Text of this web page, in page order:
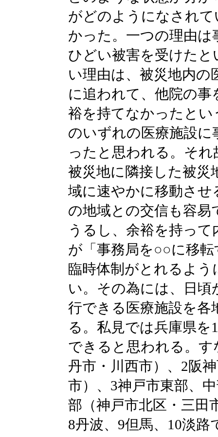
がどのようになされ
かった。一つの理由は
ひどい被害を受けた
い理由は、被災地内の
に追われて、他院の事
裕を持てなかったと
のいずれの医療施設
ったと思われる。そ
被災地に隣接した被災
域に速やかに移動さ
の地域との交信も容
うるし、余裕を持っ
が「事務局を○○に移
臨時体制がとれるよ
い。その為には、日
行できる医療施設を各
る。私見では兵庫県
できると思われる。す
丹市・川西市）、2阪
市）、3神戸市東部、
部（神戸市北区・三田
8丹波、9但馬、10淡路